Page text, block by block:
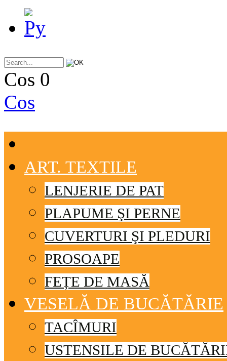
Cos 0
Cos
ART. TEXTILE
LENJERIE DE PAT
PLAPUME ŞI PERNE
CUVERTURI ŞI PLEDURI
PROSOAPE
FEȚE DE MASĂ
VESELĂ DE BUCĂTĂRIE
TACÎMURI
USTENSILE DE